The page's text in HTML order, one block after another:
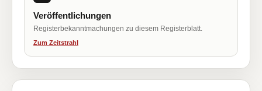
Veröffentlichungen
Registerbekanntmachungen zu diesem Registerblatt.
Zum Zeitstrahl